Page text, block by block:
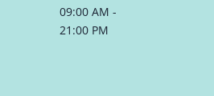
09:00 AM -
21:00 PM